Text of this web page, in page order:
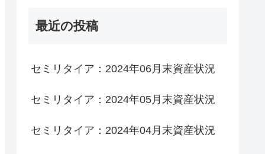
最近の投稿
セミリタイア：2024年06月末資産状況
セミリタイア：2024年05月末資産状況
セミリタイア：2024年04月末資産状況